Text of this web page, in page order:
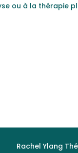
ou à la thérapie
Rachel Ylang